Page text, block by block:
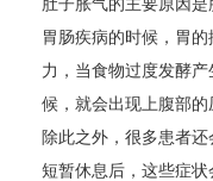
肚子胀气的主要原因
胃肠疾病的时候，胃
力，当食物过度发酵
候，就会出现上腹部的
除此之外，很多患者
短暂休息后，这些症